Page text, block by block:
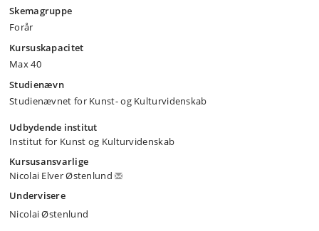
Skemagruppe
Forår
Kursuskapacitet
Max 40
Studienævn
Studienævnet for Kunst- og Kulturvidenskab
Udbydende institut
Institut for Kunst og Kulturvidenskab
Kursusansvarlige
Nicolai Elver Østenlund
Undervisere
Nicolai Østenlund